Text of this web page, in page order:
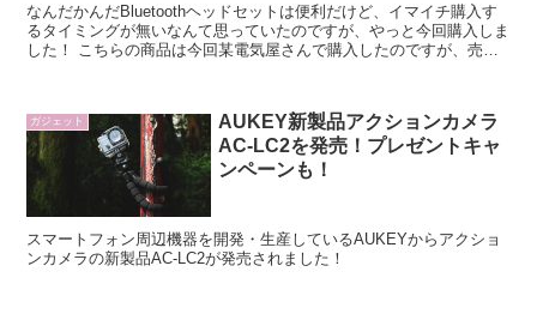
なんだかんだBluetoothヘッドセットは便利だけど、イマイチ購入す
るタイミングが無いなんて思っていたのですが、やっと今回購入しま
した！ こちらの商品は今回某電気屋さんで購入したのですが、売り
ガジェット
AUKEY新製品アクションカメラ
AC-LC2を発売！プレゼントキャ
ンペーンも！
スマートフォン周辺機器を開発・生産しているAUKEYからアクショ
ンカメラの新製品AC-LC2が発売されました！